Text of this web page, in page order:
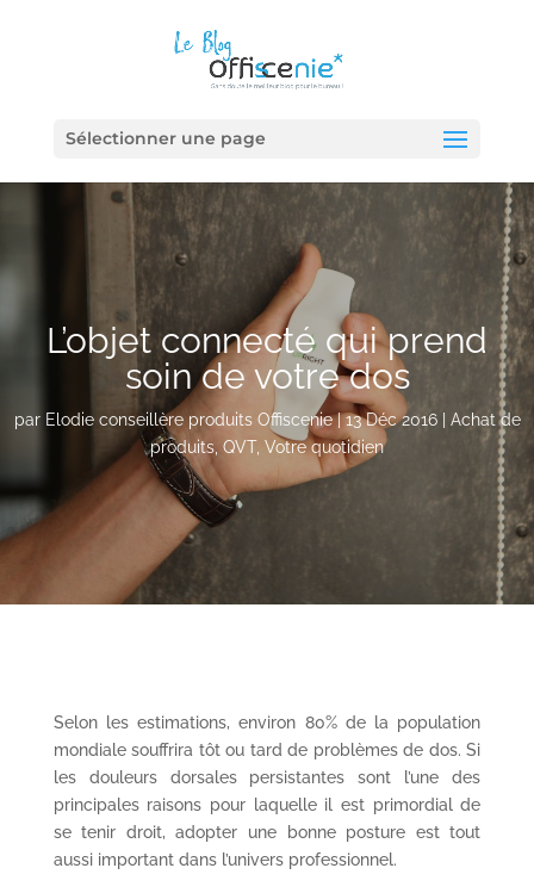
Sélectionner une page
L’objet connecté qui prend
soin de votre dos
par Elodie conseillère produits Offiscenie|13 Déc 2016| Achat de
produits QVT, Votre quotidien
Selon les estimations, environ 80% de la population
mondiale souffrira tôt ou tard de problèmes de dos. Si
les douleurs dorsales persistantes sont l’une des
principales raisons pour laquelle il est primordial de
se tenir droit, adopter une bonne posture est tout
aussi important dans l’univers professionnel.